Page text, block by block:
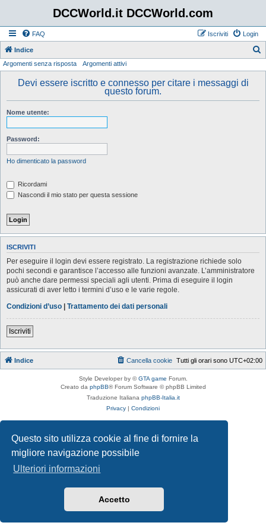
Questo sito utilizza cookie al fine di fornire la
migliore navigazione possibile
Ulteriori informazioni
Accetto
DCCWorld.it DCCWorld.com
FAQ Login
Iscriviti
Indice
Argomenti senza risposta Argomenti attivi
Devi essere iscritto e connesso per citare i messaggi di
questo forum.
Nome utente:
Password:
Ho dimenticato la password
Ricordami
Nascondi il mio stato per questa sessione
ISCRIVITI
Per eseguire il login devi essere registrato. La registrazione richiede solo
pochi secondi e garantisce l’accesso alle funzioni avanzate. L’amministratore
può anche dare permessi speciali agli utenti. Prima di eseguire il login
assicurati di aver letto i termini d’uso e le varie regole.
Condizioni d’uso | Trattamento dei dati personali
Iscriviti
Indice Tutti gli orari sono UTC+02:00
Cancella cookie
Style Developer by ©GTA game Forum.
Creato da phpBB® Forum Software © phpBB Limited
Traduzione Italiana phpBB-Italia.it
Privacy | Condizioni